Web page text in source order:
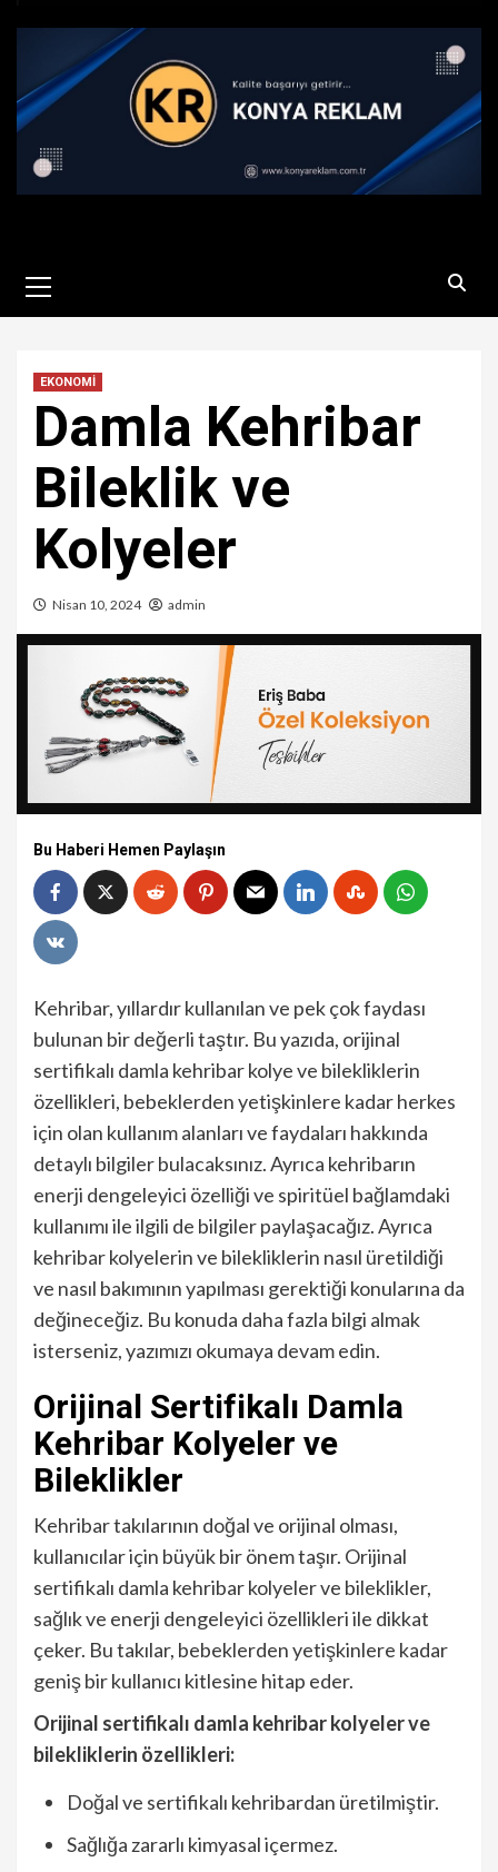
Menu
EKONOMİ
Damla Kehribar
Bileklik ve
Kolyeler
Nisan 10, 2024 admin
Bu Haberi Hemen Paylaşın
Kehribar, yıllardır kullanılan ve pek çok faydası
bulunan bir değerli taştır. Bu yazıda, orijinal
sertifikalı damla kehribar kolye ve bilekliklerin
özellikleri, bebeklerden yetişkinlere kadar herkes
için olan kullanım alanları ve faydaları hakkında
detaylı bilgiler bulacaksınız. Ayrıca kehribarın
enerji dengeleyici özelliği ve spiritüel bağlamdaki
kullanımı ile ilgili de bilgiler paylaşacağız. Ayrıca
kehribar kolyelerin ve bilekliklerin nasıl üretildiği
ve nasıl bakımının yapılması gerektiği konularına da
değineceğiz. Bu konuda daha fazla bilgi almak
isterseniz, yazımızı okumaya devam edin.
Orijinal Sertifikalı Damla
Kehribar Kolyeler ve
Bileklikler
Kehribar takılarının doğal ve orijinal olması,
kullanıcılar için büyük bir önem taşır. Orijinal
sertifikalı damla kehribar kolyeler ve bileklikler,
sağlık ve enerji dengeleyici özellikleri ile dikkat
çeker. Bu takılar, bebeklerden yetişkinlere kadar
geniş bir kullanıcı kitlesine hitap eder.
Orijinal sertifikalı damla kehribar kolyeler ve
bilekliklerin özellikleri:
Doğal ve sertifikalı kehribardan üretilmiştir.
Sağlığa zararlı kimyasal içermez.